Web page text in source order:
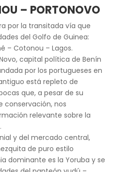
– PORTONOVO
por la transitada vía que
del Golfo de Guinea:
– Cotonou – Lagos.
capital política de Benín
por los portugueses en
está repleto de
que, a pesar de su
conservación, nos
relevante sobre la
y del mercado central,
de puro estilo
dominante es la Yoruba y se